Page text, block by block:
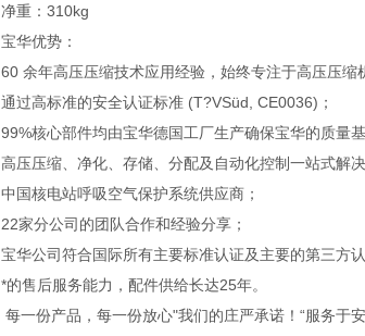
净重：310kg
宝华优势：
60 余年高压压缩技术应用经验，始终专注于高压压缩
通过高标准的安全认证标准 (T?VSüd, CE0036)；
99%核心部件均由宝华德国工厂生产确保宝华的质量基
高压压缩、净化、存储、分配及自动化控制一站式解决
中国核电站呼吸空气保护系统供应商；
22家分公司的团队合作和经验分享；
宝华公司符合国际所有主要标准认证及主要的第三方认
*的售后服务能力，配件供给长达25年。
每一份产品，每一份放心"我们的庄严承诺！“服务于